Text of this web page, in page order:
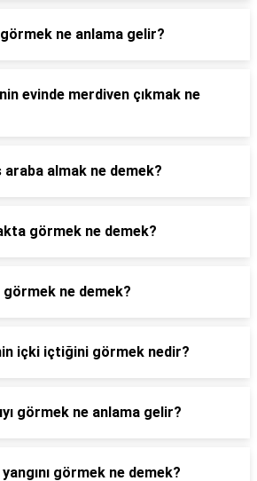
ne anlama gelir?
evinde merdiven çıkmak ne
almak ne demek?
görmek ne demek?
ne demek?
içki içtiğini görmek nedir?
görmek ne anlama gelir?
görmek ne demek?